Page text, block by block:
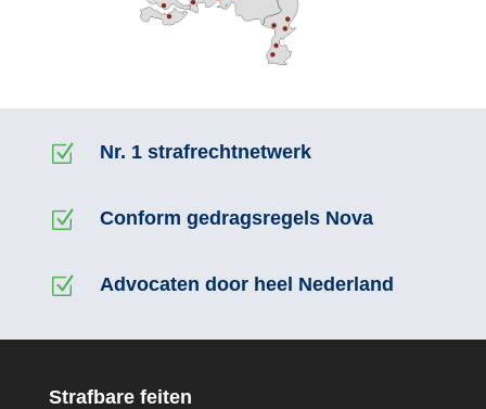
Z Nr. 1 strafrechtnetwerk
Z Conform gedragsregels Nova
Z Advocaten door heel Nederland
Strafbare feiten